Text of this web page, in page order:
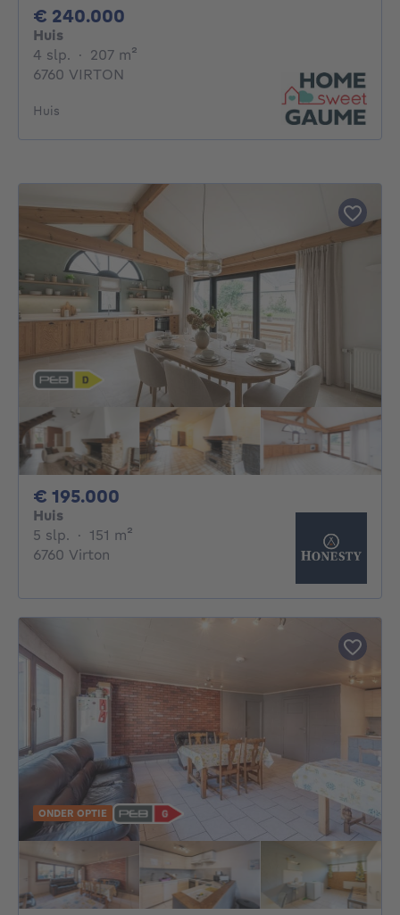
€ 240.000
Huis
4 slp. 4 slaapkamers
· 207 m²
6760 VIRTON
Huis
€ 195.000
Huis
5 slp. 5 slaapkamers
· 151 m²
6760 Virton
ONDER OPTIE